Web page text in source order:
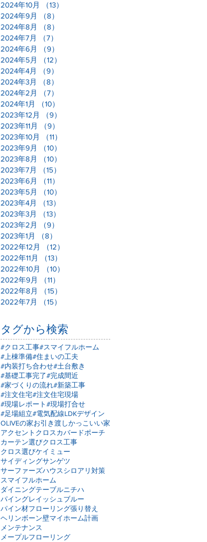
2024年10月
（13）
2024年9月
（8）
2024年8月
（8）
2024年7月
（7）
2024年6月
（9）
2024年5月
（12）
2024年4月
（9）
2024年3月
（8）
2024年2月
（7）
2024年1月
（10）
2023年12月
（9）
2023年11月
（9）
2023年10月
（11）
2023年9月
（10）
2023年8月
（10）
2023年7月
（15）
2023年6月
（11）
2023年5月
（10）
2023年4月
（13）
2023年3月
（13）
2023年2月
（9）
2023年1月
（8）
2022年12月
（12）
2022年11月
（13）
2022年10月
（10）
2022年9月
（11）
2022年8月
（15）
2022年7月
（15）
タグから検索
#クロス工事#スマイフルホーム
#上棟準備#住まいの工夫
#内装打ち合わせ#土台敷き
#基礎工事完了#完成間近
#家づくりの流れ#新築工事
#注文住宅#注文住宅現場
#現場レポート#現場打合せ
#足場組立#電気配線LDKデザイン
OLIVEの家お引き渡しかっこいい家
アクセントクロスカバードポーチ
カーテン選びクロス工事
クロス選びケイミュー
サイディングサンゲツ
サーファーズハウスシロアリ対策
スマイフルホーム
ダイニングテーブルニチハ
パイングレイッシュブルー
パイン材フローリング張り替え
ヘリンボーン壁マイホーム計画
メンテナンス
メープルフローリング